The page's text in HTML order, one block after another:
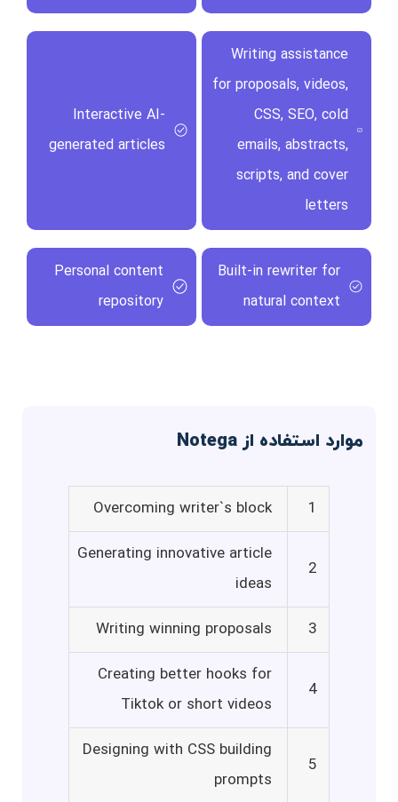
Writing assistance
for proposals, videos,
CSS, SEO, cold
emails, abstracts,
scripts, and cover
letters
Interactive AI-
generated articles
Built-in rewriter for
natural context
Personal content
repository
موارد استفاده از Notega
1
Overcoming writer`s block
2
Generating innovative article
ideas
3
Writing winning proposals
4
Creating better hooks for
Tiktok or short videos
5
Designing with CSS building
prompts